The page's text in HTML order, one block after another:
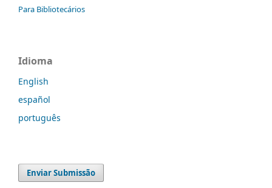
Para Bibliotecários
Idioma
English
español
português
Enviar Submissão